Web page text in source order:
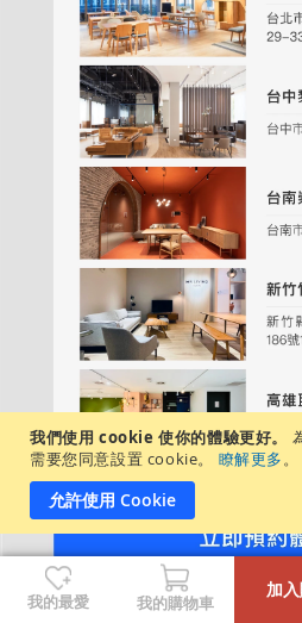
我們使用 cookie 使你的體驗更好。
需要您同意設置 cookie。
瞭解更多。
允許使用 Cookie
週一至週日，每日營業時間
各店展示商品不盡相同，建議
我的最愛 我的購物車
加
-